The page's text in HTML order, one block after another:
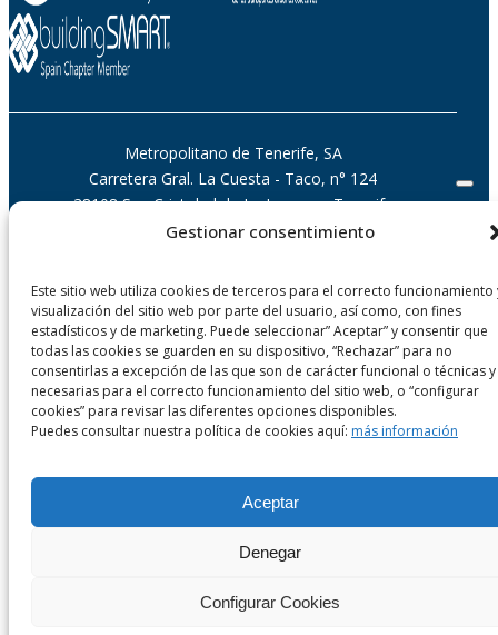
Gestionar consentimiento
Este sitio web utiliza cookies de terceros para el correcto funcionamiento
visualización del sitio web por parte del usuario, así como, con fines
estadísticos y de marketing. Puede seleccionar” Aceptar” y consentir que
todas las cookies se guarden en su dispositivo, “Rechazar” para no
consentirlas a excepción de las que son de carácter funcional o técnicas y
necesarias para el correcto funcionamiento del sitio web, o “configurar
cookies” para revisar las diferentes opciones disponibles.
Puedes consultar nuestra política de cookies aquí: más información
Aceptar
Denegar
Configurar Cookies
Metropolitano de Tenerife, SA
Carretera Gral. La Cuesta - Taco, n° 124
38108 San Cristobal de La Laguna - Tenerife
Islas Canarias, España
© Metropolitano de Tenerife, S.A. |Transparencia|Accesibilidad|
Aviso Legal|Protección Datos|Política de Cookies|Política de
Seguridad